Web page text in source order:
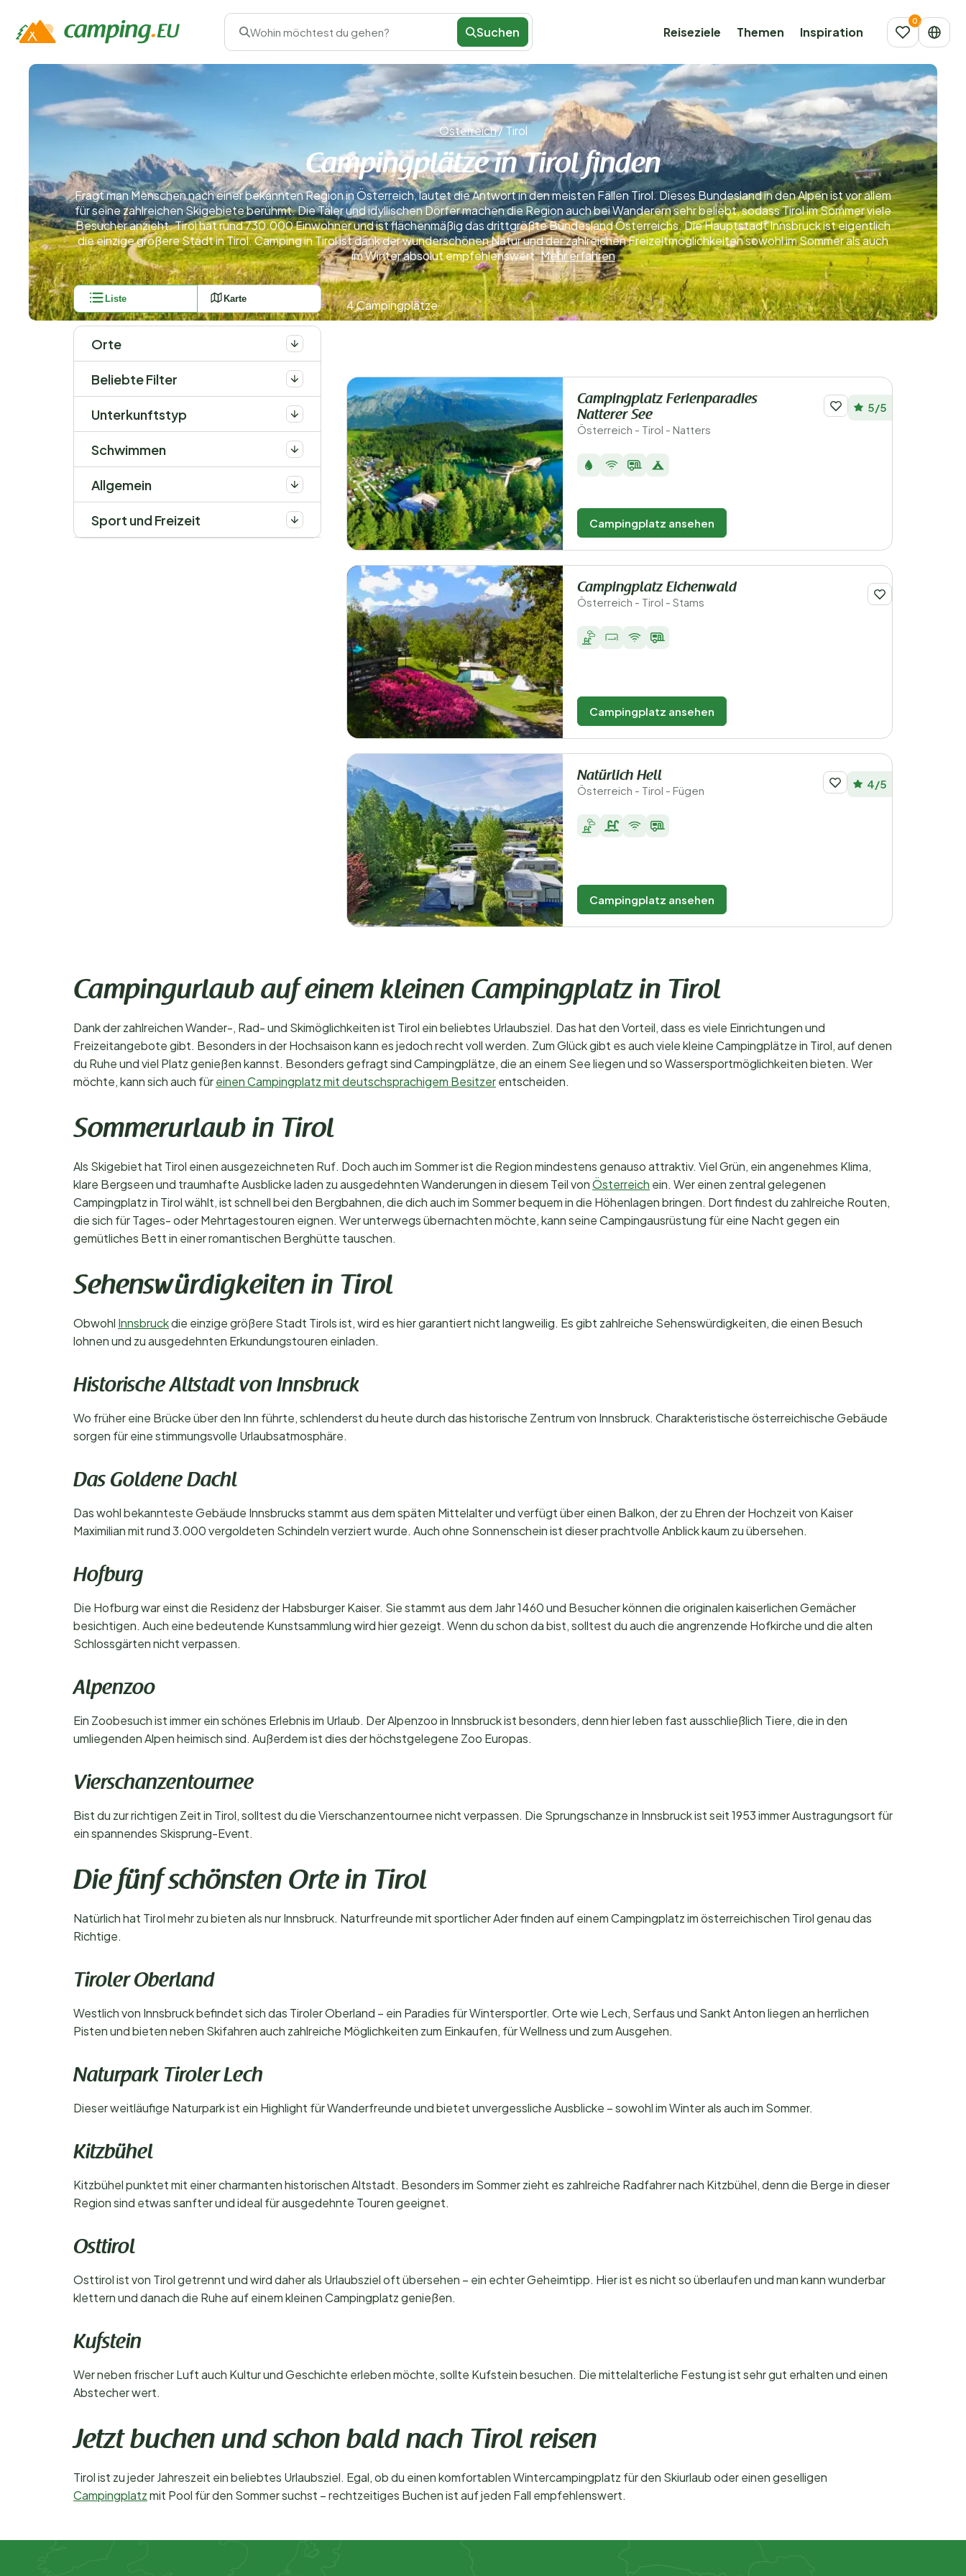
Wohin möchtest du gehen? Suchen Reiseziele Themen Inspiration
Österreich/Tirol
Campingplätze in Tirol finden
Fragt man Menschen nach einer bekannten Region in Österreich, lautet die Antwort in den meisten Fällen Tirol. Dieses Bundesland in den Alpen ist vor allem
für seine zahlreichen Skigebiete berühmt. Die Täler und idyllischen Dörfer machen die Region auch bei Wanderern sehr beliebt, sodass Tirol im Sommer viele
Besucher anzieht. Tirol hat rund 730.000 Einwohner und ist flächenmäßig das drittgrößte Bundesland Österreichs. Die Hauptstadt Innsbruck ist eigentlich
die einzige größere Stadt in Tirol. Camping in Tirol ist dank der wunderschönen Natur und der zahlreichen Freizeitmöglichkeiten sowohl im Sommer als auch
im Winter absolut empfehlenswert.Mehr erfahren
Liste Karte
Orte
Beliebte Filter
Unterkunftstyp
Schwimmen
Allgemein
Sport und Freizeit
4 Campingplätze
Campingplatz Ferienparadies
Natterer See
Österreich - Tirol - Natters
5/5
Campingplatz ansehen
Campingplatz Eichenwald
Österreich - Tirol - Stams
Campingplatz ansehen
Natürlich Hell
Österreich - Tirol - Fügen 4/5
Campingplatz ansehen
Campingurlaub auf einem kleinen Campingplatz in Tirol
Dank der zahlreichen Wander-, Rad- und Skimöglichkeiten ist Tirol ein beliebtes Urlaubsziel. Das hat den Vorteil, dass es viele Einrichtungen und
Freizeitangebote gibt. Besonders in der Hochsaison kann es jedoch recht voll werden. Zum Glück gibt es auch viele kleine Campingplätze in Tirol, auf denen
du Ruhe und viel Platz genießen kannst. Besonders gefragt sind Campingplätze, die an einem See liegen und so Wassersportmöglichkeiten bieten. Wer
möchte, kann sich auch füreinen Campingplatz mit deutschsprachigem Besitzerentscheiden.
Sommerurlaub in Tirol
Als Skigebiet hat Tirol einen ausgezeichneten Ruf. Doch auch im Sommer ist die Region mindestens genauso attraktiv. Viel Grün, ein angenehmes Klima,
klare Bergseen und traumhafte Ausblicke laden zu ausgedehnten Wanderungen in diesem Teil vonÖsterreich ein. Wer einen zentral gelegenen
Campingplatz in Tirol wählt, ist schnell bei den Bergbahnen, die dich auch im Sommer bequem in die Höhenlagen bringen. Dort findest du zahlreiche Routen,
die sich für Tages- oder Mehrtagestouren eignen. Wer unterwegs übernachten möchte, kann seine Campingausrüstung für eine Nacht gegen ein
gemütliches Bett in einer romantischen Berghütte tauschen.
Sehenswürdigkeiten in Tirol
Obwohl Innsbruckdie einzige größere Stadt Tirols ist, wird es hier garantiert nicht langweilig. Es gibt zahlreiche Sehenswürdigkeiten, die einen Besuch
lohnen und zu ausgedehnten Erkundungstouren einladen.
Historische Altstadt von Innsbruck
Wo früher eine Brücke über den Inn führte, schlenderst du heute durch das historische Zentrum von Innsbruck. Charakteristische österreichische Gebäude
sorgen für eine stimmungsvolle Urlaubsatmosphäre.
Das Goldene Dachl
Das wohl bekannteste Gebäude Innsbrucks stammt aus dem späten Mittelalter und verfügt über einen Balkon, der zu Ehren der Hochzeit von Kaiser
Maximilian mit rund 3.000 vergoldeten Schindeln verziert wurde. Auch ohne Sonnenschein ist dieser prachtvolle Anblick kaum zu übersehen.
Hofburg
Die Hofburg war einst die Residenz der Habsburger Kaiser. Sie stammt aus dem Jahr 1460 und Besucher können die originalen kaiserlichen Gemächer
besichtigen. Auch eine bedeutende Kunstsammlung wird hier gezeigt. Wenn du schon da bist, solltest du auch die angrenzende Hofkirche und die alten
Schlossgärten nicht verpassen.
Alpenzoo
Ein Zoobesuch ist immer ein schönes Erlebnis im Urlaub. Der Alpenzoo in Innsbruck ist besonders, denn hier leben fast ausschließlich Tiere, die in den
umliegenden Alpen heimisch sind. Außerdem ist dies der höchstgelegene Zoo Europas.
Vierschanzentournee
Bist du zur richtigen Zeit in Tirol, solltest du die Vierschanzentournee nicht verpassen. Die Sprungschanze in Innsbruck ist seit 1953 immer Austragungsort für
ein spannendes Skisprung-Event.
Die fünf schönsten Orte in Tirol
Natürlich hat Tirol mehr zu bieten als nur Innsbruck. Naturfreunde mit sportlicher Ader finden auf einem Campingplatz im österreichischen Tirol genau das
Richtige.
Tiroler Oberland
Westlich von Innsbruck befindet sich das Tiroler Oberland – ein Paradies für Wintersportler. Orte wie Lech, Serfaus und Sankt Anton liegen an herrlichen
Pisten und bieten neben Skifahren auch zahlreiche Möglichkeiten zum Einkaufen, für Wellness und zum Ausgehen.
Naturpark Tiroler Lech
Dieser weitläufige Naturpark ist ein Highlight für Wanderfreunde und bietet unvergessliche Ausblicke – sowohl im Winter als auch im Sommer.
Kitzbühel
Kitzbühel punktet mit einer charmanten historischen Altstadt. Besonders im Sommer zieht es zahlreiche Radfahrer nach Kitzbühel, denn die Berge in dieser
Region sind etwas sanfter und ideal für ausgedehnte Touren geeignet.
Osttirol
Osttirol ist von Tirol getrennt und wird daher als Urlaubsziel oft übersehen – ein echter Geheimtipp. Hier ist es nicht so überlaufen und man kann wunderbar
klettern und danach die Ruhe auf einem kleinen Campingplatz genießen.
Kufstein
Wer neben frischer Luft auch Kultur und Geschichte erleben möchte, sollte Kufstein besuchen. Die mittelalterliche Festung ist sehr gut erhalten und einen
Abstecher wert.
Jetzt buchen und schon bald nach Tirol reisen
Tirol ist zu jeder Jahreszeit ein beliebtes Urlaubsziel. Egal, ob du einen komfortablen Wintercampingplatz für den Skiurlaub oder einen geselligen
Campingplatzmit Pool für den Sommer suchst – rechtzeitiges Buchen ist auf jeden Fall empfehlenswert.